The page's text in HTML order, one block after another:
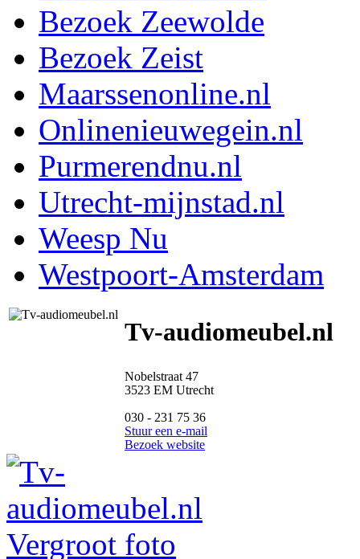
Bezoek Zeewolde
Bezoek Zeist
Maarssenonline.nl
Onlinenieuwegein.nl
Purmerendnu.nl
Utrecht-mijnstad.nl
Weesp Nu
Westpoort-Amsterdam
Tv-audiomeubel.nl
Nobelstraat 47
3523 EM Utrecht
030 - 231 75 36
Stuur een e-mail
Bezoek website
Vergroot foto